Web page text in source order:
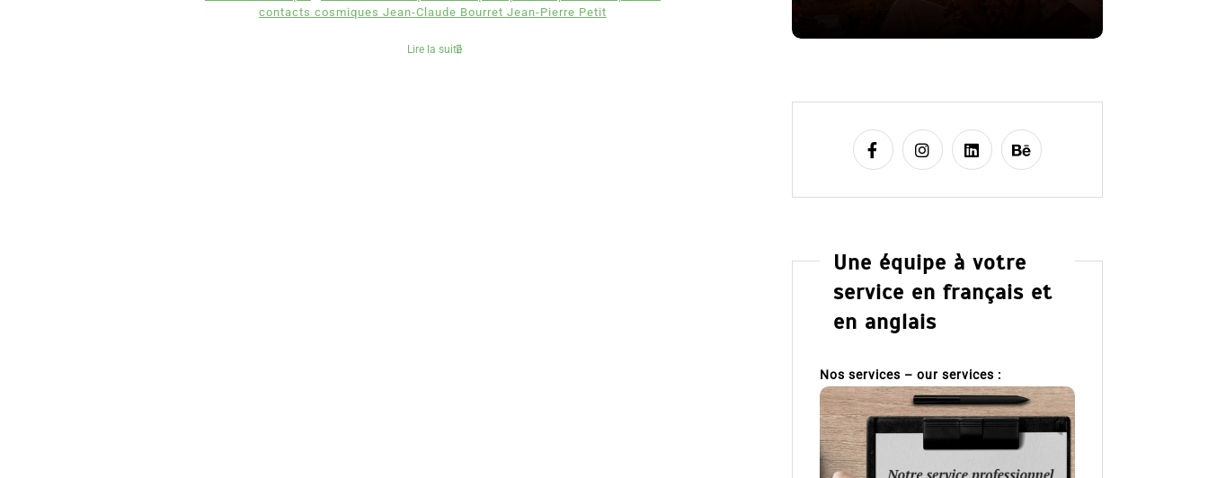
contacts cosmiques Jean-Claude Bourret Jean-Pierre Petit
Lire la suite
8 Juil 2026 0 4 779 words
Une équipe à votre
service en français et
en anglais
Nos services – our services :